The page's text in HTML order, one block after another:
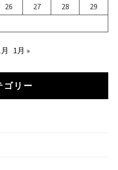
26 27 28
29
1月 »
ゴリー